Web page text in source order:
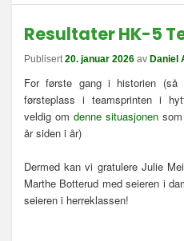
Resultater HK-5
Publisert 20. januar 2026 av Daniel
For første gang i historien
førsteplass i teamsprinten i
veldig omdenne situasjonen
år siden i år)
Dermed kan vi gratulere Julie
Marthe Botterud med seieren i
seieren i herreklassen!